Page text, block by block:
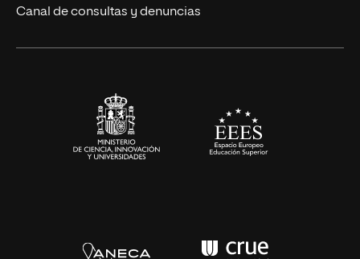
Eventos
Canal de consultas y denuncias